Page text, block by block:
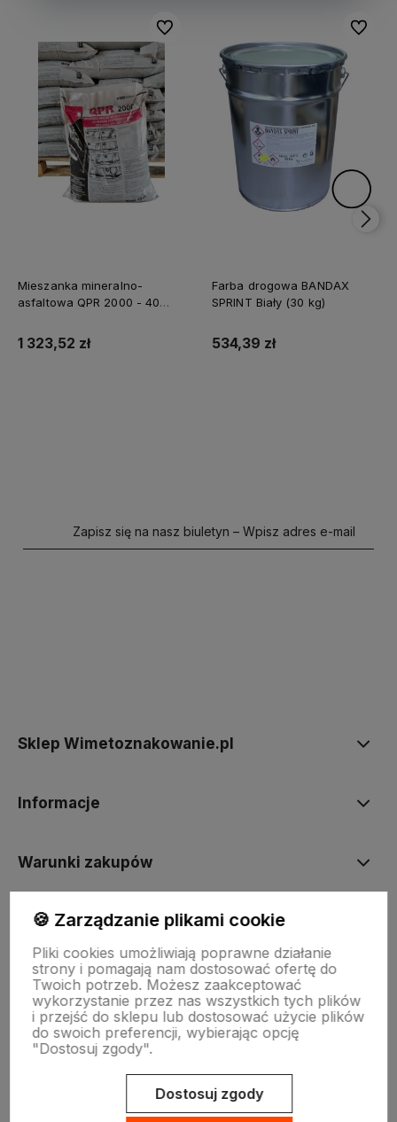
Mieszanka mineralno-
asfaltowa QPR 2000 - 40
1 323,52 zł
Do ulubionych
Farba drogowa BANDAX
SPRINT Biały (30 kg)
534,39 zł
Do
Zapisz się na nasz biuletyn – Wpisz adres e-mail
Sklep Wimetoznakowanie.pl
Informacje
Warunki zakupów
INNE
🍪 Zarządzanie plikami cookie
Pliki cookies umożliwiają poprawne działanie
strony i pomagają nam dostosować ofertę do
Twoich potrzeb. Możesz zaakceptować
wykorzystanie przez nas wszystkich tych plików
i przejść do sklepu lub dostosować użycie plików
do swoich preferencji, wybierając opcję
"Dostosuj zgody".
Dostosuj zgody